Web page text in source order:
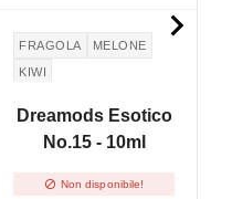
FRAGOLA
MELONE
KIWI
Dreamods Esotico
No.15 - 10ml
 Non disponibile!
